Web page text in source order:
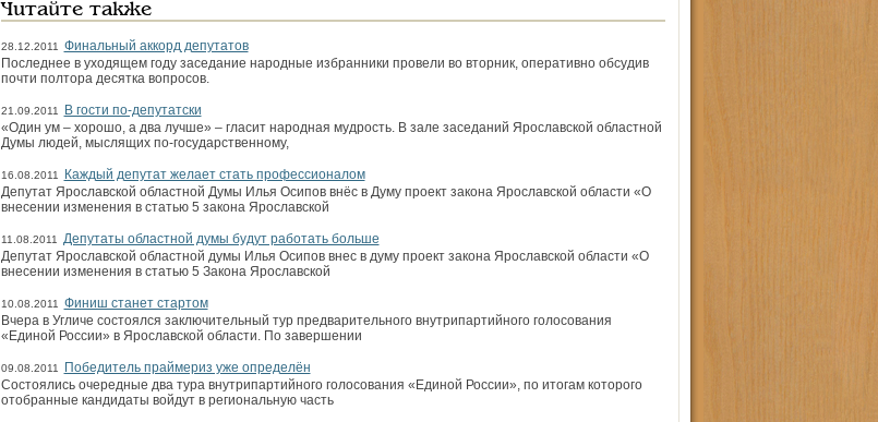
Читайте также
28.12.2011
Финальный аккорд депутатов
Последнее в уходящем году заседание народные избранники провели во вторник, оперативно обсудив
почти полтора десятка вопросов.
21.09.2011
В гости по-депутатски
«Один ум – хорошо, а два лучше» – гласит народная мудрость. В зале заседаний Ярославской областной
Думы людей, мыслящих по-государственному,
16.08.2011
Каждый депутат желает стать профессионалом
Депутат Ярославской областной Думы Илья Осипов внёс в Думу проект закона Ярославской области «О
внесении изменения в статью 5 закона Ярославской
11.08.2011
Депутаты областной думы будут работать больше
Депутат Ярославской областной думы Илья Осипов внес в думу проект закона Ярославской области «О
внесении изменения в статью 5 Закона Ярославской
10.08.2011
Финиш станет стартом
Вчера в Угличе состоялся заключительный тур предварительного внутрипартийного голосования
«Единой России» в Ярославской области. По завершении
09.08.2011
Победитель праймериз уже определён
Состоялись очередные два тура внутрипартийного голосования «Единой России», по итогам которого
отобранные кандидаты войдут в региональную часть